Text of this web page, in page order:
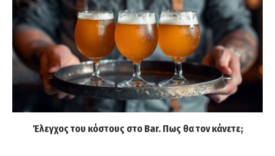
Έλεγχος του κόστους στο Bar. Πως θα τον κάνετε;